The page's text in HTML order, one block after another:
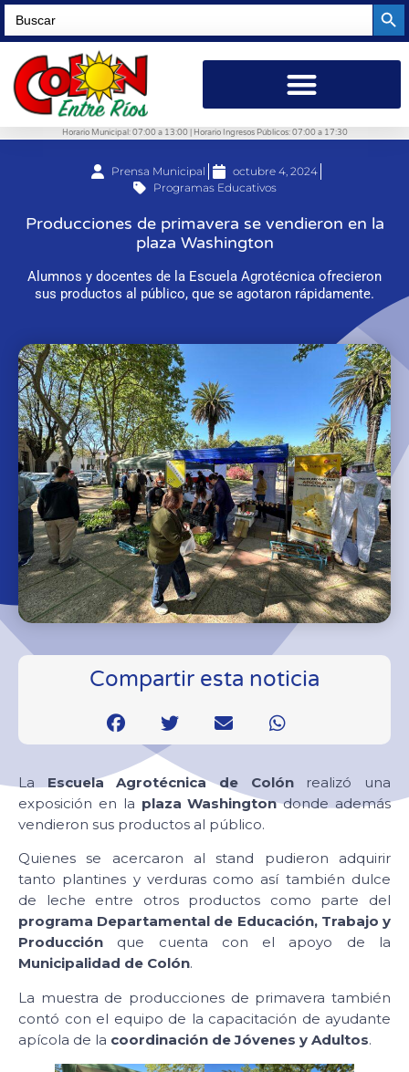
Search
for:
Horario Municipal: 07:00 a 13:00 | Horario Ingresos Públicos: 07:00 a 17:30
Prensa Municipal
octubre 4, 2024
Programas Educativos
Producciones de primavera se vendieron en la
plaza Washington
Alumnos y docentes de la Escuela Agrotécnica ofrecieron
sus productos al público, que se agotaron rápidamente.
Compartir esta noticia
La Escuela Agrotécnica de Colónrealizó una
exposición en la plaza Washingtondonde además
vendieron sus productos al público.
Quienes se acercaron al stand pudieron adquirir
tanto plantines y verduras como así también dulce
de leche entre otros productos como parte del
programa Departamental de Educación, Trabajo y
Producción que cuenta con el apoyo de la
Municipalidad de Colón.
La muestra de producciones de primavera también
contó con el equipo de la capacitación de ayudante
apícola de la coordinación de Jóvenes y Adultos.